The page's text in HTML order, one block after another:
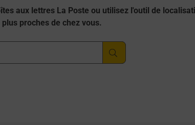
aux lettres La Poste ou utilisez l'outil de
proches de chez vous.